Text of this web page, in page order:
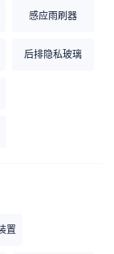
感应雨刷器
后排隐私玻璃
置